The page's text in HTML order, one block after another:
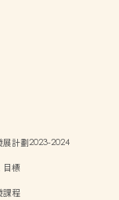
展計劃2023-2024
目標
課程